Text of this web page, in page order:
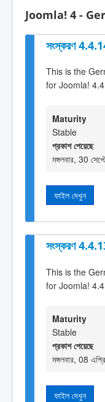
Joomla! 4 -
সংস্করণ
This is the
for Joomla!
Maturity
Stable
প্রকাশ পেয়েছে
মঙ্গলবার, 30
ফাইল দেখুন
সংস্করণ
This is the
for Joomla!
Maturity
Stable
প্রকাশ পেয়েছে
মঙ্গলবার, 08
ফাইল দেখুন